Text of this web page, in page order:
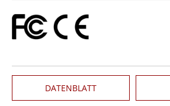
DATENBLATT